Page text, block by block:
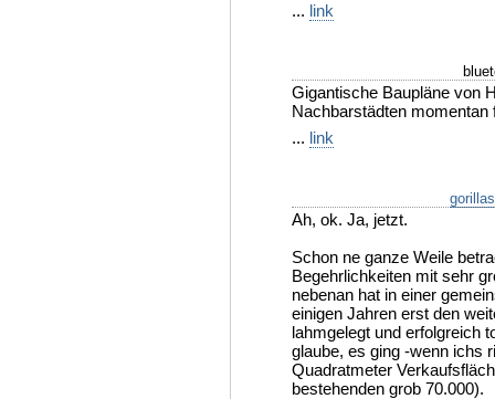
... link
Gigantische Baupläne von
Nachbarstädten
... link
Ah, ok. Ja, jetzt.
Schon ne ganze Weile
Begehrlichkeiten mit sehr
nebenan hat in einer
einigen Jahren erst den
lahmgelegt und erfolgreich
glaube, es ging -wenn ichs
Quadratmeter
bestehenden grob 70.000).